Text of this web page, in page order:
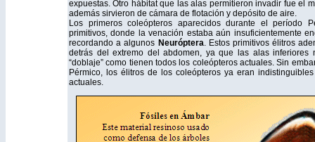
expuestas. Otro hábitat que las alas permitieron invadir fue el
además sirvieron de cámara de flotación y depósito de aire.
Los primeros coleópteros aparecidos durante el período
primitivos, donde la venación estaba aún insuficientemente
recordando a algunos Neuróptera. Estos primitivos élitros
detrás del extremo del abdomen, ya que las alas inferiores
“doblaje” como tienen todos los coleópteros actuales. Sin
Pérmico, los élitros de los coleópteros ya eran
actuales.